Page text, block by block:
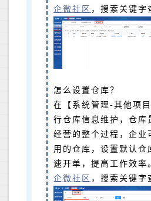
企微社区 ，搜索关键字
怎么设置仓库？
在【系统管理-其他项
行仓库信息维护，仓库
经营的整个过程，企业
用的仓库，设置默认仓
速开单，提高工作效率
企微社区 ，搜索关键字